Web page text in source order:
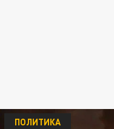
ПОЛИТИКА